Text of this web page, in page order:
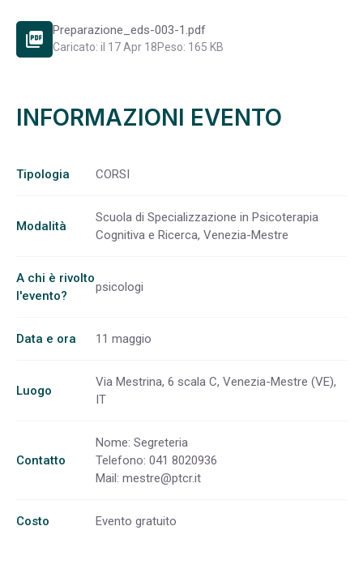
picture_as_pdf Preparazione_eds-003-1.pdf
Caricato: il 17 Apr 18Peso: 165 KB
INFORMAZIONI EVENTO
Tipologia CORSI
Modalità
Scuola di Specializzazione in Psicoterapia
Cognitiva e Ricerca, Venezia-Mestre
A chi è rivolto
l'evento?
psicologi
Data e ora 11 maggio
Luogo
Via Mestrina, 6 scala C, Venezia-Mestre (VE),
IT
Contatto
Nome: Segreteria
Telefono: 041 8020936
Mail: mestre@ptcr.it
Costo Evento gratuito